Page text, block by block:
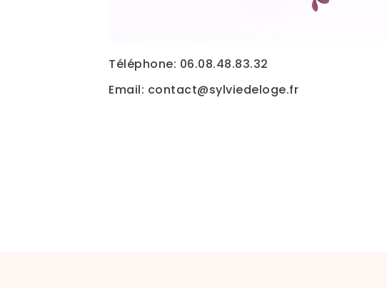
Téléphone: 06.08.48.83.32
Email: contact@sylviedeloge.fr